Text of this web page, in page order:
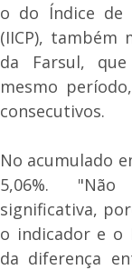
o do Índice de
(IICP), também
da Farsul,
mesmo
consecutivos.
No acumulado
5,06%.
significativa,
o indicador e o
da diferença